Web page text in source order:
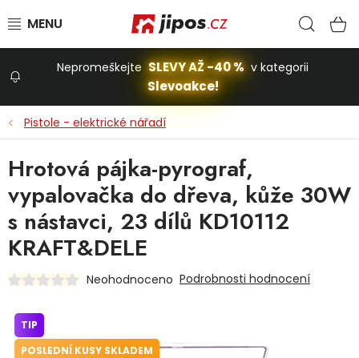
Stavba a dům
Dílna
Nepromeškejte SLEVY AŽ -40 % v kategorii
Slevoakce!
Pistole - elektrické nářadí
Hrotová pájka-pyrograf,
vypalovačka do dřeva, kůže 30W
s nástavci, 23 dílů KD10112
KRAFT&DELE
Neohodnoceno Podrobnosti hodnocení
TIP
POSLEDNÍ KUSY SKLADEM